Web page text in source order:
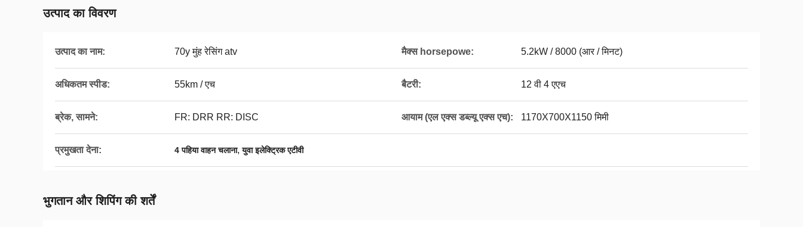
उत्पाद का विवरण
उत्पाद का नाम: 70y मुंह रेसिंग atv मैक्स horsepowe: 5.2kW / 8000 (आर / मिनट)
अधिकतम स्पीड: 55km / एच बैटरी: 12 वी 4 एएच
ब्रेक, सामने: FR: DRR RR: DISC आयाम (एल एक्स डब्ल्यू एक्स एच): 1170X700X1150 मिमी
प्रमुखता देना: 4 पहिया वाहन चलाना,युवा इलेक्ट्रिक एटीवी
भुगतान और शिपिंग की शर्तें